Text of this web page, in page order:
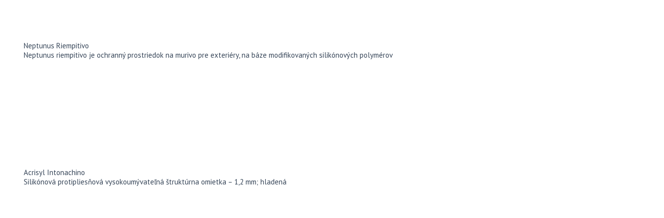
Neptunus Riempitivo
Neptunus riempitivo je ochranný prostriedok na murivo pre exteriéry, na báze modifikovaných silikónových polymérov
Acrisyl Intonachino
Silikónová protipliesňová vysokoumývateľná štruktúrna omietka – 1,2 mm; hladená